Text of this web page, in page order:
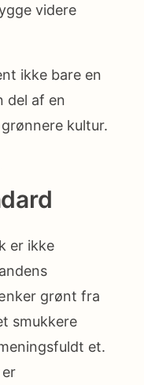
videre
ikke bare en
del af en
kultur.
er ikke
grønt fra
smukkere
et.